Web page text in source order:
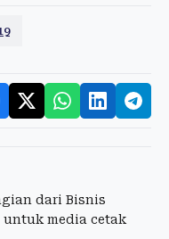
dari Bisnis
media cetak